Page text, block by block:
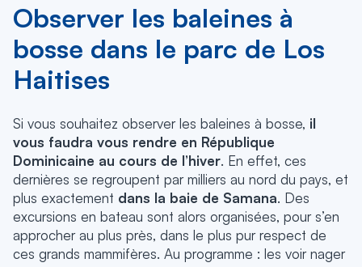
Observer les baleines à
bosse dans le parc de Los
Haitises
Si vous souhaitez observer les baleines à bosse, il
vous faudra vous rendre en République
Dominicaine au cours de l’hiver. En effet, ces
dernières se regroupent par milliers au nord du pays, et
plus exactement dans la baie de Samana. Des
excursions en bateau sont alors organisées, pour s’en
approcher au plus près, dans le plus pur respect de
ces grands mammifères. Au programme : les voir nager